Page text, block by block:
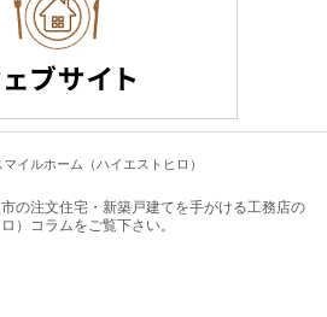
イルホーム（ハイエストヒロ）
の注文住宅・新築戸建てを手がける工務店の
）コラムをご覧下さい。